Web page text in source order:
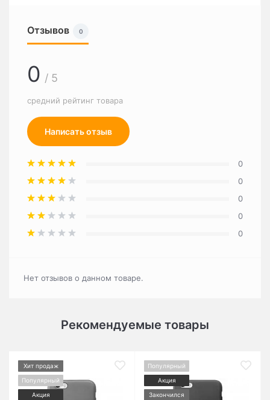
Отзывов 0
0 / 5
средний рейтинг товара
Написать отзыв
0
0
0
0
0
Нет отзывов о данном товаре.
Рекомендуемые товары
Хит продаж
Популярный
Акция
Популярный
Акция
Закончился